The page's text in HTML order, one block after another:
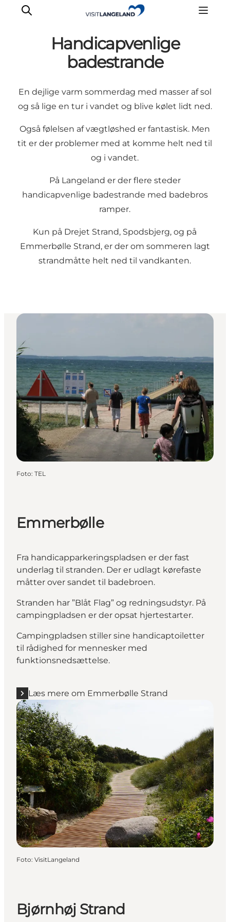
Oplevelser
Byer og øer
Overnatning
Planlæg ferie
Handicapvenlige
badestrande
En dejlige varm sommerdag med masser af sol
og så lige en tur i vandet og blive kølet lidt ned.
Også følelsen af vægtløshed er fantastisk. Men
tit er der problemer med at komme helt ned til
og i vandet.
På Langeland er der flere steder
handicapvenlige badestrande med badebros
ramper.
Kun på Drejet Strand, Spodsbjerg, og på
Emmerbølle Strand, er der om sommeren lagt
strandmåtte helt ned til vandkanten.
Foto: TEL
Emmerbølle
Fra handicapparkeringspladsen er der fast
underlag til stranden. Der er udlagt kørefaste
måtter over sandet til badebroen.
Stranden har ”Blåt Flag” og redningsudstyr. På
campingpladsen er der opsat hjertestarter.
Campingpladsen stiller sine handicaptoiletter
til rådighed for mennesker med
funktionsnedsættelse.
Læs mere om Emmerbølle Strand
Foto: VisitLangeland
Bjørnhøj Strand